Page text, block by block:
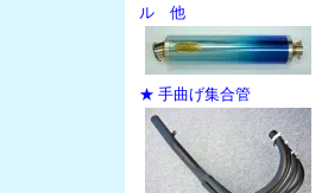
ル 他
★ 手曲げ集合管